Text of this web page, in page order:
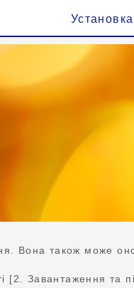
Установка
Вона також може
Завантаження та